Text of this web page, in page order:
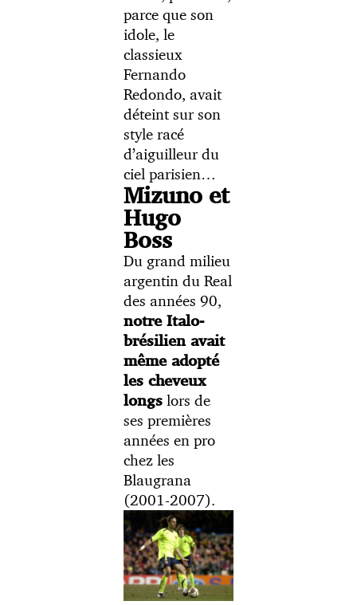
parce que son
idole, le
classieux
Fernando
Redondo, avait
déteint sur son
style racé
d’aiguilleur du
ciel parisien…
Mizuno et
Hugo
Boss
Du grand milieu
argentin du Real
des années 90,
notre Italo-
brésilien avait
même adopté
les cheveux
longs lors de
ses premières
années en pro
chez les
Blaugrana
(2001-2007).